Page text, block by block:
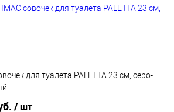
для туалета PALETTA 23 см, серо-
/ шт